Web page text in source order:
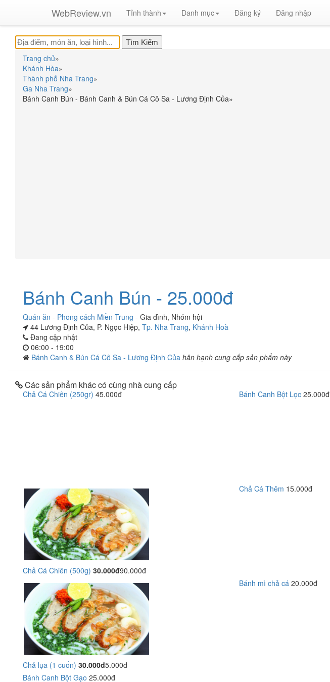
WebReview.vn Tỉnh thành Danh mục Đăng ký Đăng nhập
Trang chủ»
Khánh Hòa»
Thành phố Nha Trang»
Ga Nha Trang»
Bánh Canh Bún - Bánh Canh & Bún Cá Cô Sa - Lương Định Của»
Bánh Canh Bún - 25.000đ
Quán ăn - Phong cách Miền Trung - Gia đình, Nhóm hội
44 Lương Định Của, P. Ngọc Hiệp, Tp. Nha Trang, Khánh Hoà
Đang cập nhật
06:00 - 19:00
Bánh Canh & Bún Cá Cô Sa - Lương Định Của hân hạnh cung cấp sản phẩm này
Các sản phẩm khác có cùng nhà cung cấp
Chả Cá Chiên (250gr) 45.000đ Bánh Canh Bột Lọc 25.000đ
Chả Cá Chiên (500g) 30.000đ90.000đ
Chả Cá Thêm 15.000đ
Chả lụa (1 cuốn) 30.000đ5.000đ
Bánh mì chả cá 20.000đ
Bánh Canh Bột Gạo 25.000đ